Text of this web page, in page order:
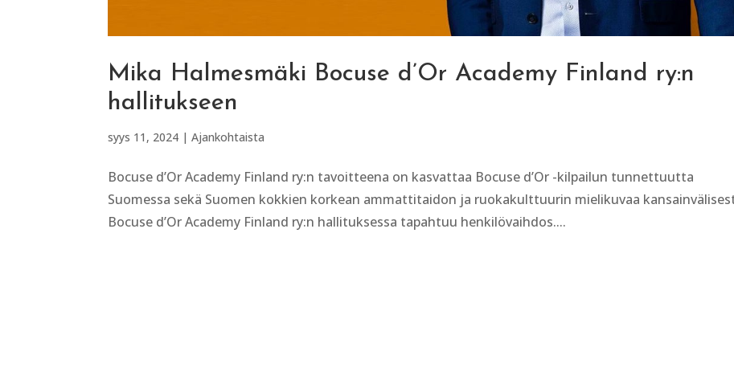
Mika Halmesmäki Bocuse d’Or Academy Finland ry:n
hallitukseen
syys 11, 2024 |Ajankohtaista
Bocuse d’Or Academy Finland ry:n tavoitteena on kasvattaa Bocuse d’Or -kilpailun tunnettuutta
Suomessa sekä Suomen kokkien korkean ammattitaidon ja ruokakulttuurin mielikuvaa
Bocuse d’Or Academy Finland ry:n hallituksessa tapahtuu henkilövaihdos....